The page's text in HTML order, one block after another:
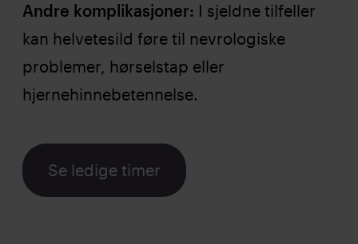
Andre komplikasjoner: I sjeldne tilfeller
kan helvetesild føre til nevrologiske
problemer, hørselstap eller
hjernehinnebetennelse.
Se ledige timer